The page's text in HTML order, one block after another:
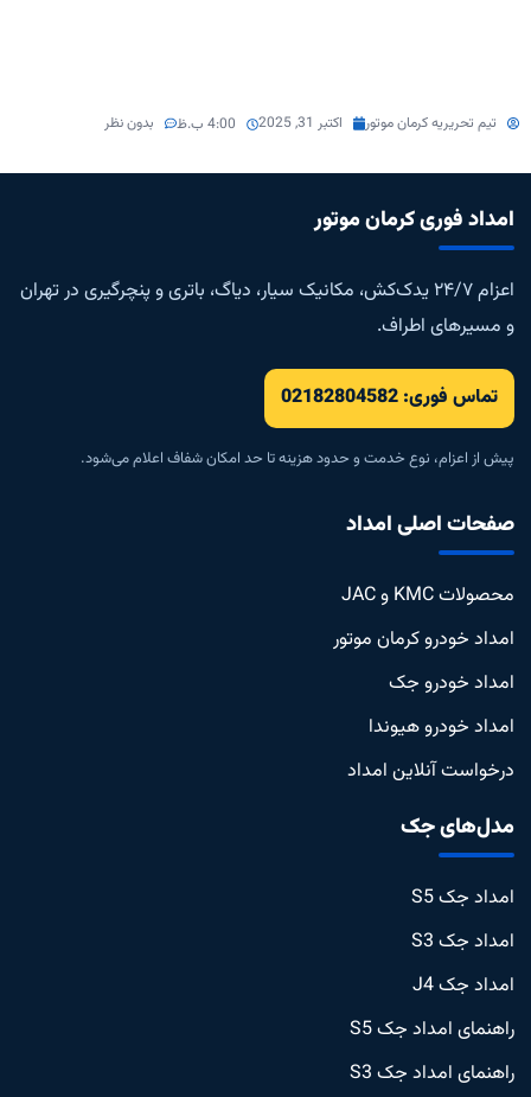
تیم تحریریه کرمان موتور اکتبر 31, 2025 4:00 ب.ظ بدون نظر
امداد فوری کرمان موتور
اعزام ۲۴/۷ یدک‌کش، مکانیک سیار، دیاگ، باتری و پنچرگیری در تهران
و مسیرهای اطراف.
تماس فوری: 02182804582
پیش از اعزام، نوع خدمت و حدود هزینه تا حد امکان شفاف اعلام می‌شود.
صفحات اصلی امداد
محصولات KMC و JAC
امداد خودرو کرمان موتور
امداد خودرو جک
امداد خودرو هیوندا
درخواست آنلاین امداد
مدل‌های جک
امداد جک S5
امداد جک S3
امداد جک J4
راهنمای امداد جک S5
راهنمای امداد جک S3